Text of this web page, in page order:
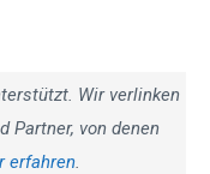
Wir verlinken
Partner, von denen
erfahren.